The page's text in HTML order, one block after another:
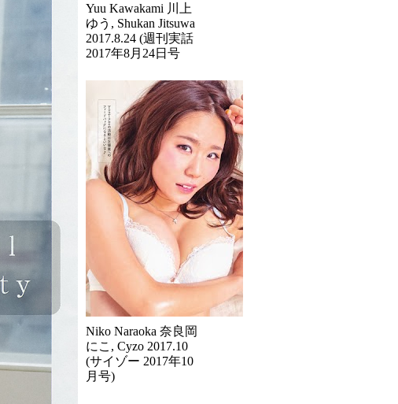
Yuu Kawakami 川上
ゆう, Shukan Jitsuwa
2017.8.24 (週刊実話
2017年8月24日号
Niko Naraoka 奈良岡
にこ, Cyzo 2017.10
(サイゾー 2017年10
月号)